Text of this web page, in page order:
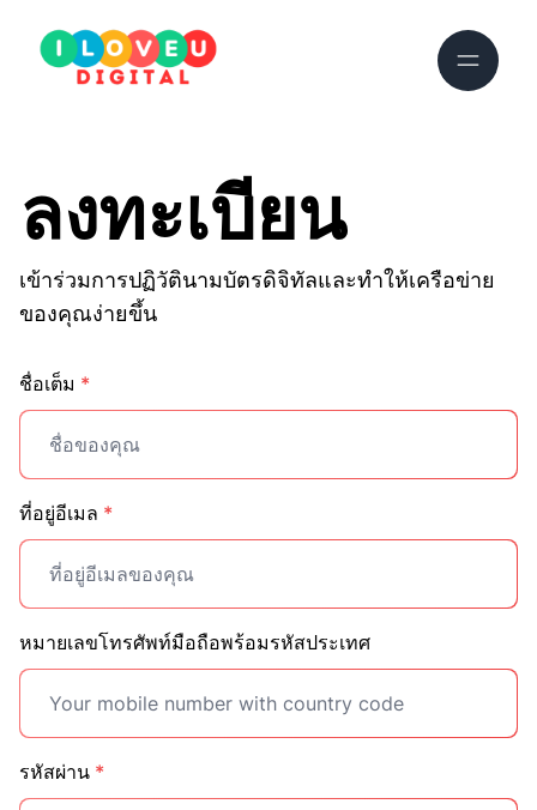
ลงทะเบียน
เข้าร่วมการปฏิวัตินามบัตรดิจิทัลและทำให้เครือข่าย
ของคุณง่ายขึ้น
ชื่อเต็ม *
ที่อยู่อีเมล *
หมายเลขโทรศัพท์มือถือพร้อมรหัสประเทศ
รหัสผ่าน *